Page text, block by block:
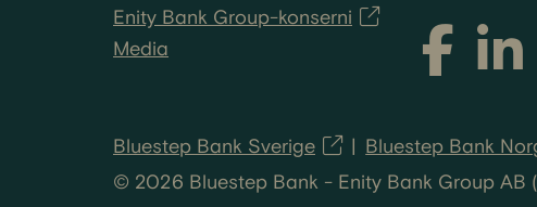
Enity Bank Group-konserni
Media
Bluestep Bank Sverige Bluestep Bank
© 2026 Bluestep Bank - Enity Bank Group AB